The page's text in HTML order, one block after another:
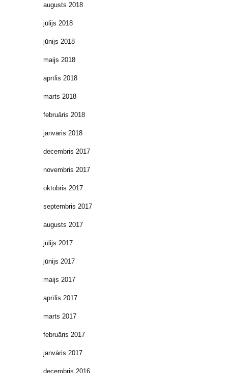
augusts 2018
jūlijs 2018
jūnijs 2018
maijs 2018
aprīlis 2018
marts 2018
februāris 2018
janvāris 2018
decembris 2017
novembris 2017
oktobris 2017
septembris 2017
augusts 2017
jūlijs 2017
jūnijs 2017
maijs 2017
aprīlis 2017
marts 2017
februāris 2017
janvāris 2017
decembris 2016